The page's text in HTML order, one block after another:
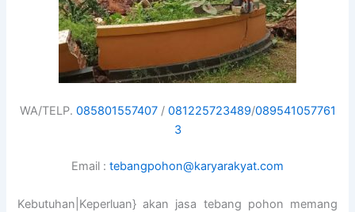
WA/TELP. 085801557407/ 081225723489/089541057761
3
Email : tebangpohon@karyarakyat.com
Kebutuhan|Keperluan} akan jasa tebang pohon memang